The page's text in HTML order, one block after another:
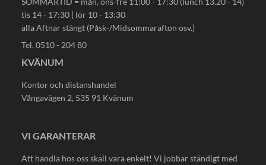
tis 14 - 17:30 | lör 10 - 13:30
alla Aftnar stängt (Påsk-/Midsommarafton osv.)
Tel. 0510 - 204 80
KVÄNUM
Kontor och distanshandel
Vångavägen 2, 535 91 Kvänum
VI GARANTERAR
Att handla hos oss skall vara enkelt! Vi jobbar ständigt med